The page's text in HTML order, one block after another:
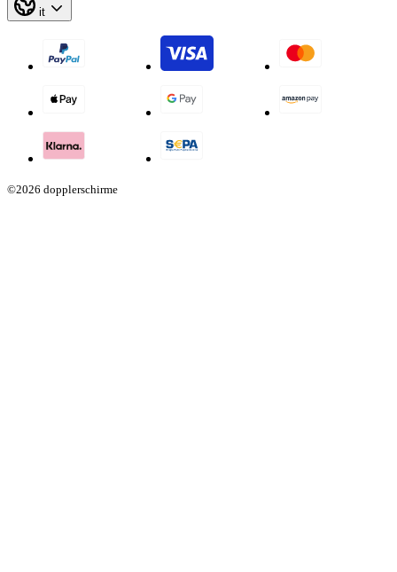
it
©2026 dopplerschirme